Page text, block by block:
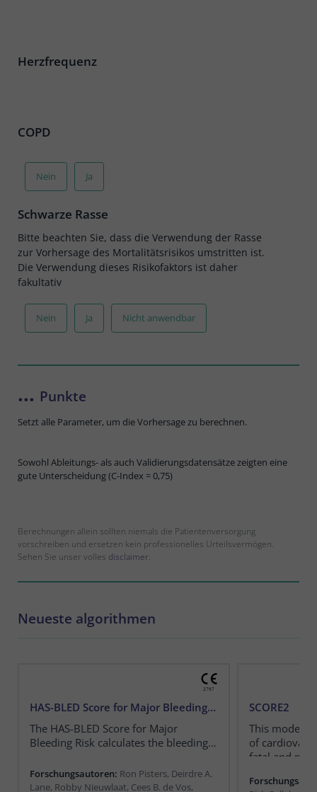
Herzfrequenz
COPD
Nein Ja
Schwarze Rasse
Bitte beachten Sie, dass die Verwendung der Rasse
zur Vorhersage des Mortalitätsrisikos umstritten ist.
Die Verwendung dieses Risikofaktors ist daher
fakultativ
Nein Ja Nicht anwendbar
... Punkte
Setzt alle Parameter, um die Vorhersage zu berechnen.
Sowohl Ableitungs- als auch Validierungsdatensätze zeigten eine
gute Unterscheidung (C-Index = 0,75)
Berechnungen allein sollten niemals die Patientenversorgung
vorschreiben und ersetzen kein professionelles Urteilsvermögen.
Sehen Sie unser volles disclaimer.
Neueste algorithmen
HAS-BLED Score for Major Bleeding Risk
The HAS-BLED Score for Major
Bleeding Risk calculates the bleeding
Forschungsautoren: Ron Pisters, Deirdre A.
Lane, Robby Nieuwlaat, Cees B. de Vos,
SCORE2
This model
of
fatal and